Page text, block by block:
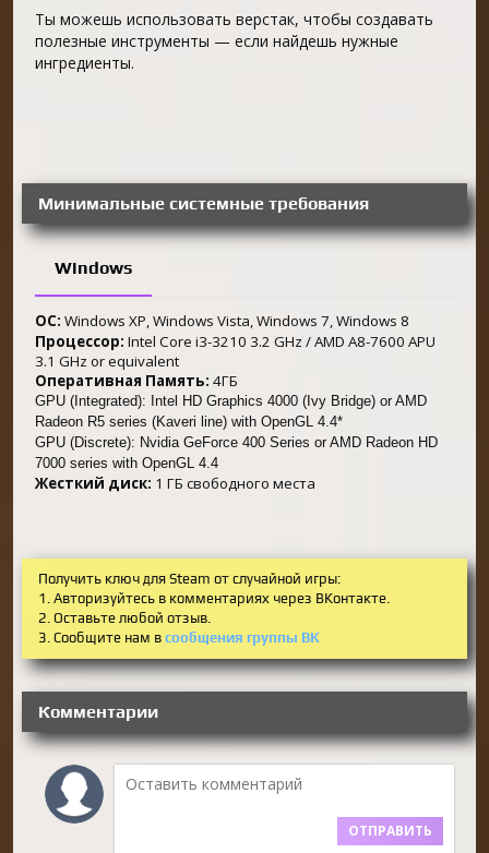
Ты можешь использовать верстак, чтобы создавать
полезные инструменты — если найдешь нужные
ингредиенты.
Минимальные системные требования
Windows
OC: Windows XP, Windows Vista, Windows 7, Windows 8
Процессор: Intel Core i3-3210 3.2 GHz / AMD A8-7600 APU
3.1 GHz or equivalent
Оперативная Память: 4ГБ
GPU (Integrated): Intel HD Graphics 4000 (Ivy Bridge) or AMD
Radeon R5 series (Kaveri line) with OpenGL 4.4*
GPU (Discrete): Nvidia GeForce 400 Series or AMD Radeon HD
7000 series with OpenGL 4.4
Жесткий диск: 1 ГБ свободного места
Получить ключ для Steam от случайной игры:
1. Авторизуйтесь в комментариях через ВКонтакте.
2. Оставьте любой отзыв.
3. Сообщите нам в сообщения группы ВК
Комментарии
ОТПРАВИТЬ